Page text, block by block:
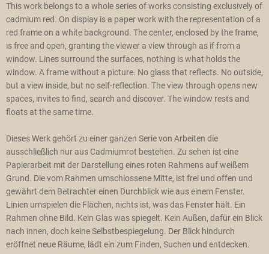
This work belongs to a whole series of works consisting exclusively of
cadmium red. On display is a paper work with the representation of a
red frame on a white background. The center, enclosed by the frame,
is free and open, granting the viewer a view through as if from a
window. Lines surround the surfaces, nothing is what holds the
window. A frame without a picture. No glass that reflects. No outside,
but a view inside, but no self-reflection. The view through opens new
spaces, invites to find, search and discover. The window rests and
floats at the same time.
Dieses Werk gehört zu einer ganzen Serie von Arbeiten die
ausschließlich nur aus Cadmiumrot bestehen. Zu sehen ist eine
Papierarbeit mit der Darstellung eines roten Rahmens auf weißem
Grund. Die vom Rahmen umschlossene Mitte, ist frei und offen und
gewährt dem Betrachter einen Durchblick wie aus einem Fenster.
Linien umspielen die Flächen, nichts ist, was das Fenster hält. Ein
Rahmen ohne Bild. Kein Glas was spiegelt. Kein Außen, dafür ein Blick
nach innen, doch keine Selbstbespiegelung. Der Blick hindurch
eröffnet neue Räume, lädt ein zum Finden, Suchen und entdecken.